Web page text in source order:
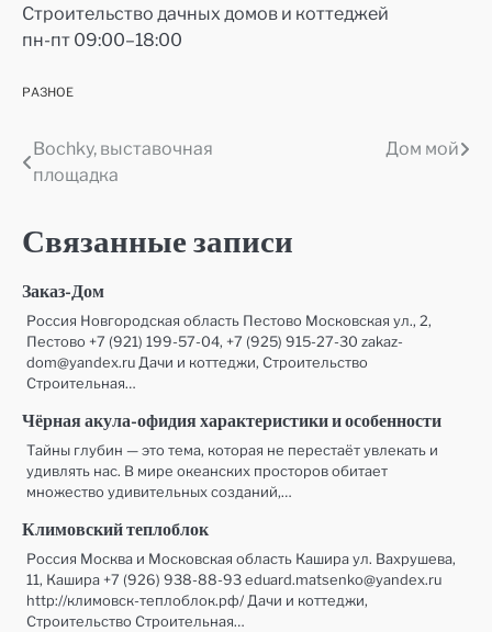
Строительство дачных домов и коттеджей
пн-пт 09:00–18:00
РАЗНОЕ
Навигация
записям
Bochky, выставочная
площадка
Дом мой
Связанные записи
Заказ-Дом
Россия Новгородская область Пестово Московская ул., 2,
Пестово +7 (921) 199-57-04, +7 (925) 915-27-30 zakaz-
dom@yandex.ru Дачи и коттеджи, Строительство
Строительная…
Чёрная акула-офидия характеристики и особенности
Тайны глубин — это тема, которая не перестаёт увлекать и
удивлять нас. В мире океанских просторов обитает
множество удивительных созданий,…
Климовский теплоблок
Россия Москва и Московская область Кашира ул. Вахрушева,
11, Кашира +7 (926) 938-88-93 eduard.matsenko@yandex.ru
http://климовск-теплоблок.рф/ Дачи и коттеджи,
Строительство Строительная…